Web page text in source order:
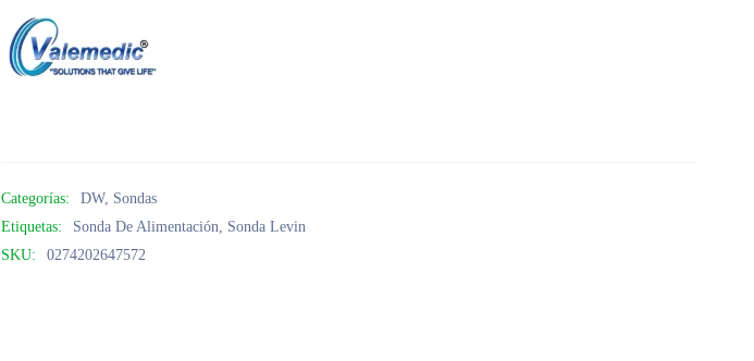
Categorías: DW, Sondas
Etiquetas:
Sonda De Alimentación, Sonda Levin
SKU:
0274202647572